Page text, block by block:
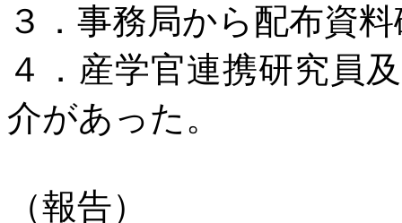
３．事務局から配布資
４．産学官連携研究員
介があった。
（報告）